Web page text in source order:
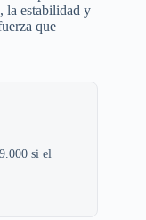
la estabilidad y
que
si el